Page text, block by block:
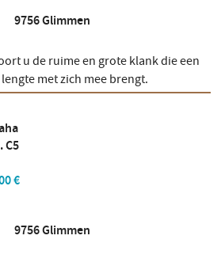
Glimmen
u de ruime en grote klank die een
met zich mee brengt.
C5
€
Glimmen